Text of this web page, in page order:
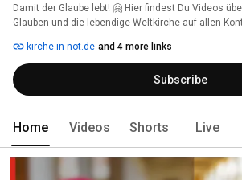
Damit der Glaube lebt! 🤗 Hier findest Du Videos
Glauben und die lebendige Weltkirche auf allen
möchtest: Kanal abonnieren!
kirche-in-not.de and 4 more links
Subscribe
Home Videos Shorts Live